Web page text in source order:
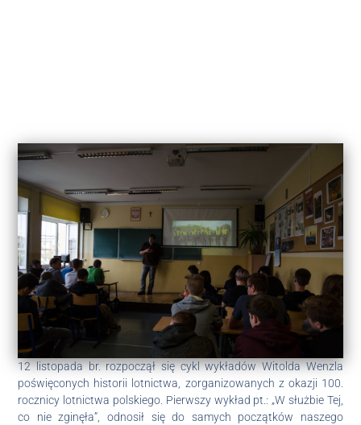
12 listopada br. rozpoczął się cykl wykładów Witolda Wenzla
poświęconych historii lotnictwa, zorganizowanych z okazji 100.
rocznicy lotnictwa polskiego. Pierwszy wykład pt.: „W służbie Tej,
co nie zginęła”, odnosił się do samych początków naszego